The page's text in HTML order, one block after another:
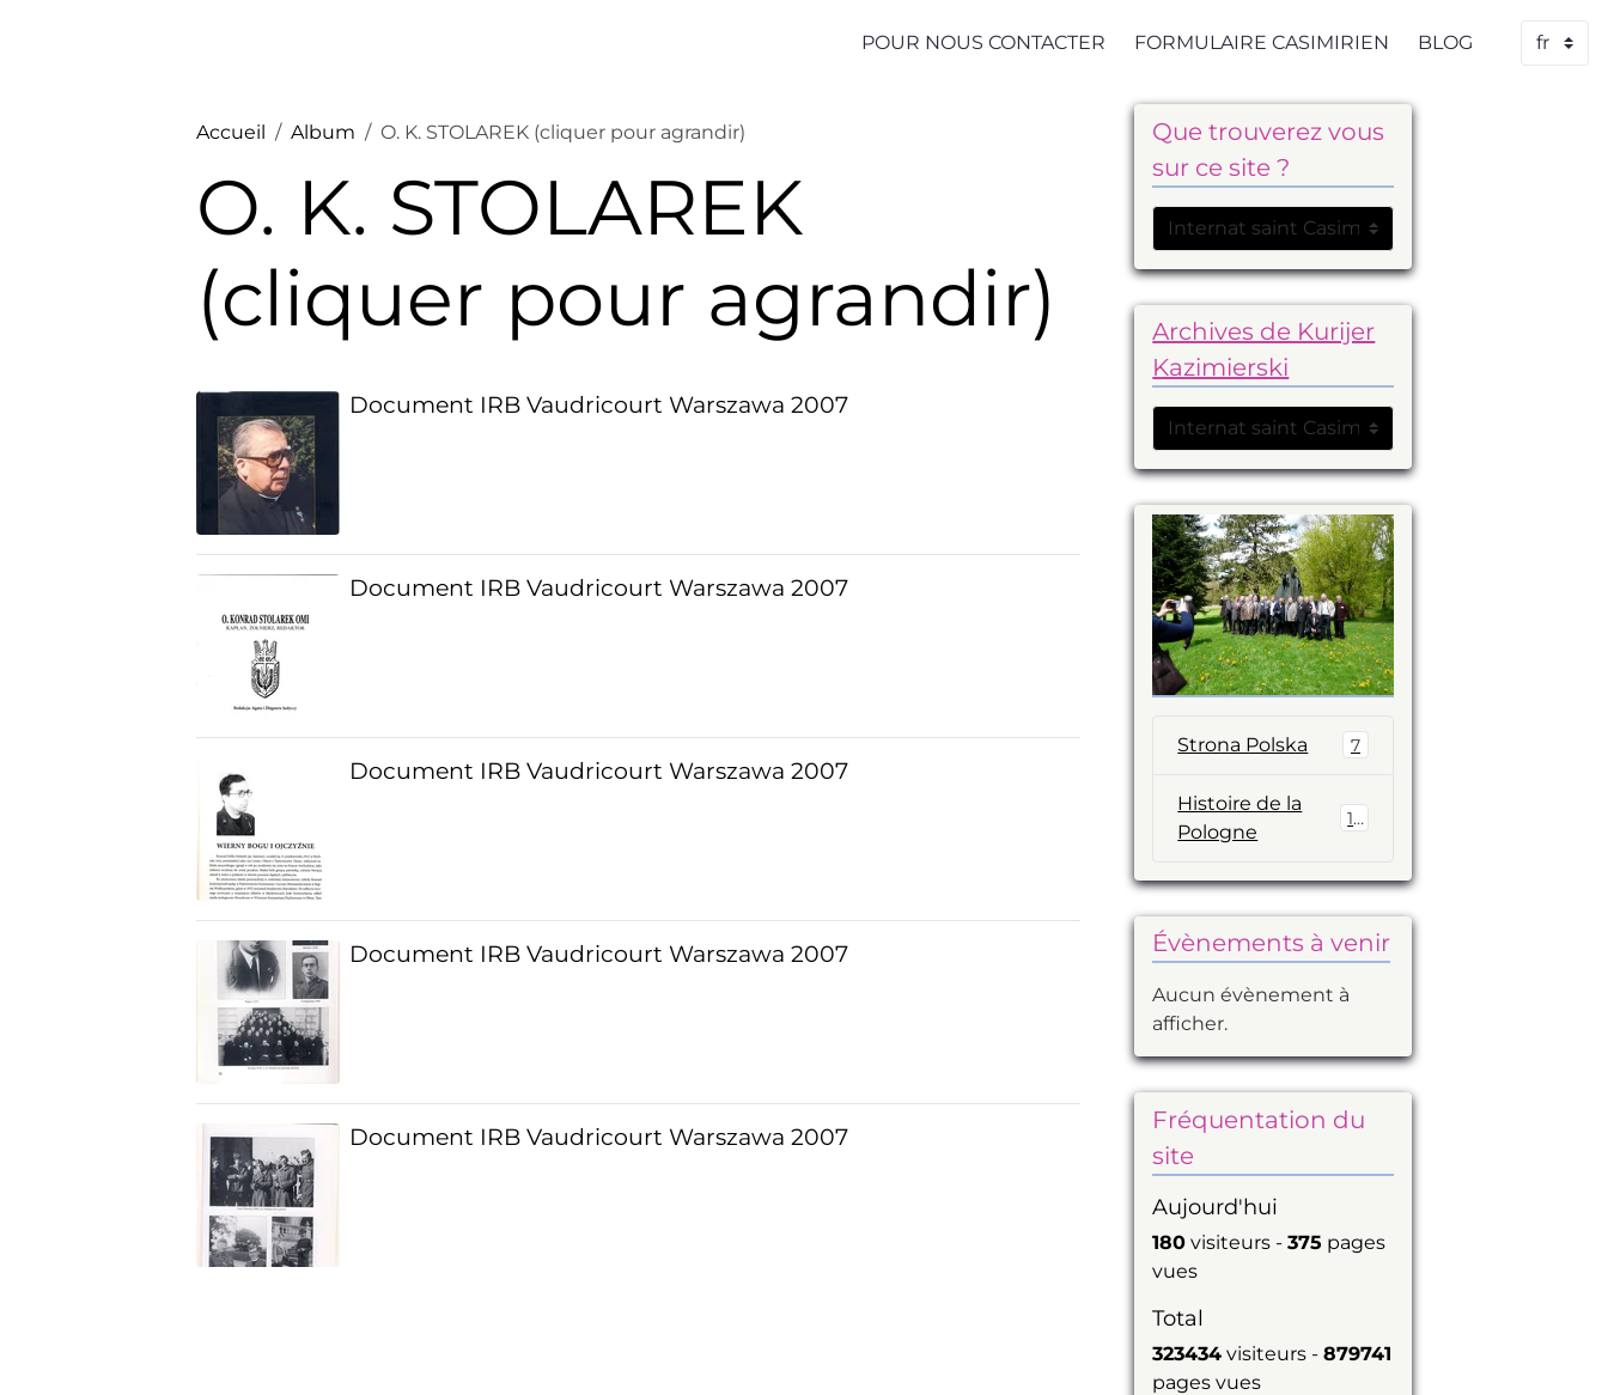
POUR NOUS CONTACTER FORMULAIRE CASIMIRIEN BLOG
Accueil Album O. K. STOLAREK (cliquer pour agrandir)
O. K. STOLAREK
(cliquer pour agrandir)
Document IRB Vaudricourt Warszawa 2007
Document IRB Vaudricourt Warszawa 2007
Document IRB Vaudricourt Warszawa 2007
Document IRB Vaudricourt Warszawa 2007
Document IRB Vaudricourt Warszawa 2007
Que trouverez vous
sur ce site ?
Archives de Kurijer
Kazimierski
Strona Polska 7
Histoire de la
Pologne
14
Évènements à venir
Aucun évènement à
afficher.
Fréquentation du
site
Aujourd'hui
180 visiteurs -375 pages
vues
Total
323434 visiteurs -879741
pages vues